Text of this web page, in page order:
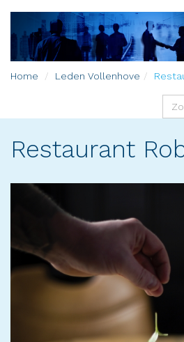
Home Leden Vollenhove
Restaurant